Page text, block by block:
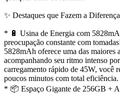
✨ Destaques que Fazem a
* 🔋 Usina de Energia com
preocupação constante com
5828mAh oferece uma das maiores
acompanhando seu ritmo intenso
carregamento rápido de 45W, você
poucos minutos com total eficiência.
* 📦 Espaço Gigante de 256GB +